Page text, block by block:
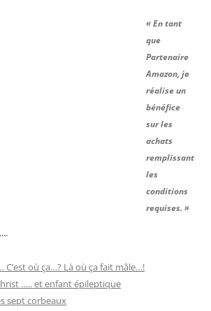
« En tant
que
Partenaire
Amazon, je
réalise un
bénéfice
sur les
achats
remplissant
les
conditions
requises. »
C’est où ça…? Là où ça fait mâle…!
….. et enfant épileptique
sept corbeaux